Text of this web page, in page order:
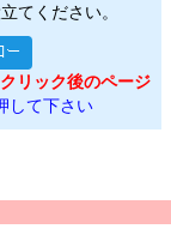
てください。
リック後のページ
して下さい